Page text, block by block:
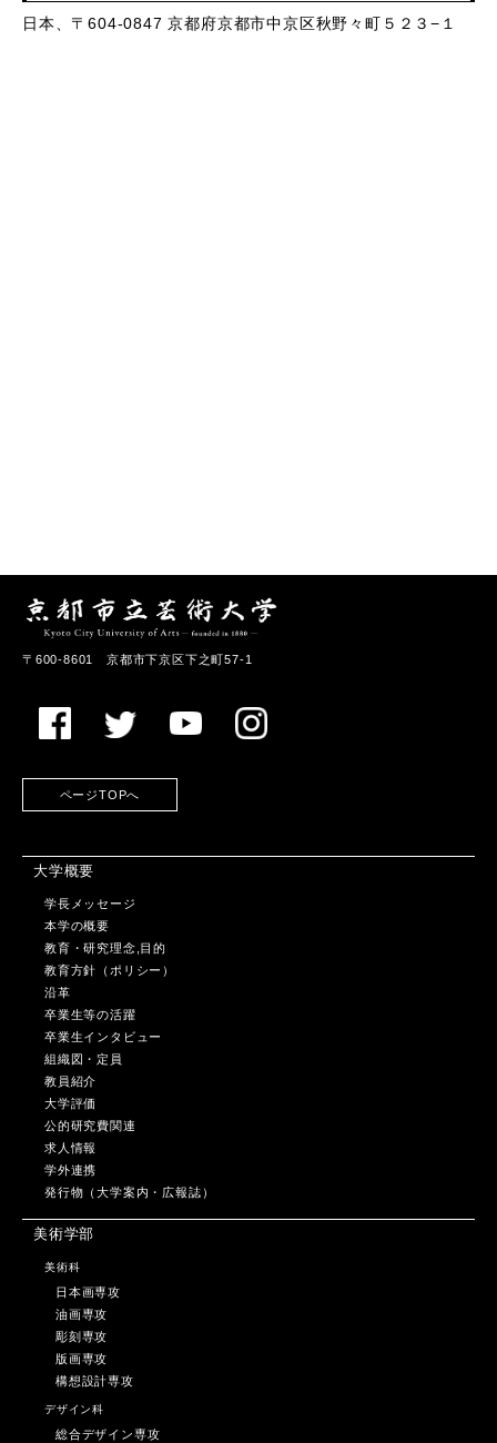
日本、〒604-0847 京都府京都市中京区秋野々町５２３−１
〒600-8601 京都市下京区下之町57-1
ページTOPへ
大学概要
学長メッセージ
本学の概要
教育・研究理念,目的
教育方針（ポリシー）
沿革
卒業生等の活躍
卒業生インタビュー
組織図・定員
教員紹介
大学評価
公的研究費関連
求人情報
学外連携
発行物（大学案内・広報誌）
美術学部
美術科
日本画専攻
油画専攻
彫刻専攻
版画専攻
構想設計専攻
デザイン科
総合デザイン専攻